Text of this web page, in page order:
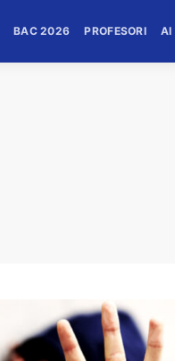
BAC 2026 PROFESORI AI